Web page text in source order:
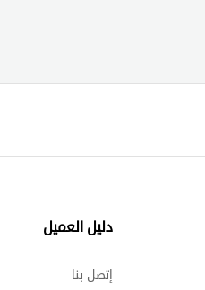
دليل العميل
إتصل بنا